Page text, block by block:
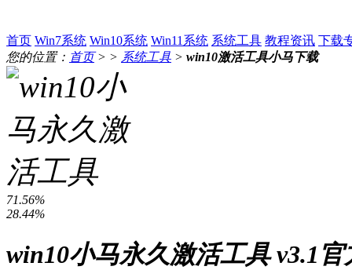
首页 Win7系统 Win10系统 Win11系统 系统工具 教程资讯 下载
您的位置： 首页> > 系统工具 > win10激活工具小马下载
71.56%
28.44%
win10小马永久激活工具 v3.1